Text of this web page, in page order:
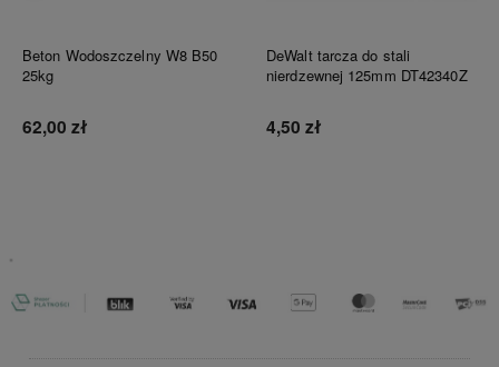
Beton Wodoszczelny W8 B50
25kg
62,00 zł
DeWalt tarcza do stali
nierdzewnej 125mm DT42340Z
4,50 zł